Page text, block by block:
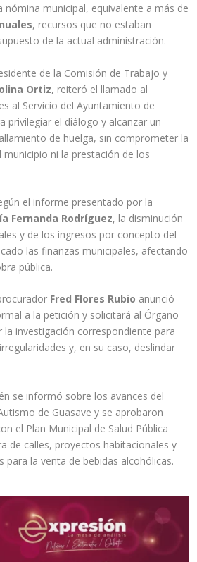
nómina municipal, equivalente a más de
, recursos que no estaban
de la actual administración.
de la Comisión de Trabajo y
Ortiz, reiteró el llamado al
al Servicio del Ayuntamiento de
privilegiar el diálogo y alcanzar un
de huelga, sin comprometer la
municipio ni la prestación de los
el informe presentado por la
Fernanda Rodríguez, la disminución
y de los ingresos por concepto del
las finanzas municipales, afectando
pública.
Fred Flores Rubio anunció
a la petición y solicitará al Órgano
la investigación correspondiente para
y, en su caso, deslindar
se informó sobre los avances del
de Guasave y se aprobaron
el Plan Municipal de Salud Pública
de calles, proyectos habitacionales y
para la venta de bebidas alcohólicas.